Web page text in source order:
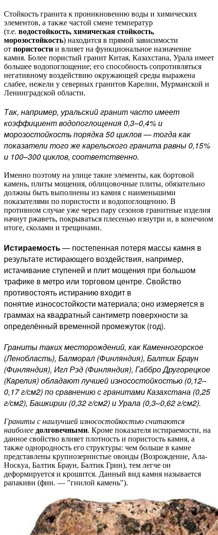
Стойкость гранита к проникновению воды и химических
элементов, а также частой смене температур
(т.е. водостойкость, химическая стойкость,
морозостойкость) находится в прямой зависимости
от пористости и влияет на функциональное назначение
камня. Более пористый гранит Китая, Казахстана, Урала имеет
большее водопоглощение; его способность сопротивляться
негативному воздействию окружающей среды выражена
слабее, нежели у северных гранитов Карелии, Мурманской и
Ленинградской области.
Так, например, уральский гранит часто имеет
коэффициент водопоглощения 0,3–0,4% и
морозостойкость порядка 50 циклов — тогда как
показатели того же карельского гранита равны 0,15%
и 100–300 циклов, соответственно.
Именно поэтому на улице такие элементы, как бортовой
камень, плиты мощения, облицовочные плиты, обязательно
должны быть выполнены из камня с наименьшими
показателями по пористости и водопоглощению. В
противном случае уже через пару сезонов гранитные изделия
начнут ржаветь, покрываться плесенью изнутри и, в конечном
итоге, сколами и трещинами.
Истираемость— постепенная потеря массы камня в
результате истирающего воздействия, например,
истачивание ступеней и плит мощения при большом
трафике в метро или торговом центре. Cвойство
противостоять истиранию входит в
понятие износостойкости материала; оно измеряется в
граммах на квадратный сантиметр поверхности за
определённый временной промежуток (год).
Граниты таких месторождений, как Каменногорское
(Ленобласть), Балморал (Финляндия), Балтик Браун
(Финляндия), Игл Рэд (Финляндия), Габбро Другорецкое
(Карелия) обладают лучшей износостойкостью (0,12–
0,17 г/см2) по сравнению с гранитами Казахстана (0,25
г/см2), Башкирии (0,32г/см2) иУрала (0,3–0,62г/см2).
Граниты с наилучшей износостойкостью считаются
наиболее долговечными. Кроме показателя истираемости, на
данное свойство влияет плотность и пористость камня, а
также однородность его структуры: чем больше в камне
представлены крупнозернистые овоиды (Возрождение, Ала-
Носкуа, Балтик Браун, Балтик Грин), тем легче он
деформируется и крошится. Данный вид камня называется
рапакиви (фин. — "гнилой камень").